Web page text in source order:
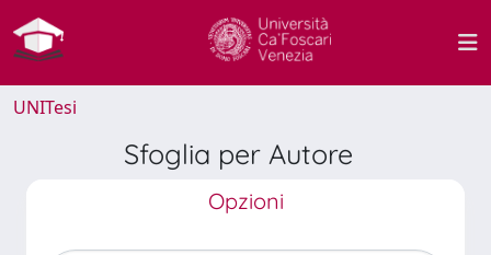
UNITesi
Sfoglia per Autore
Opzioni